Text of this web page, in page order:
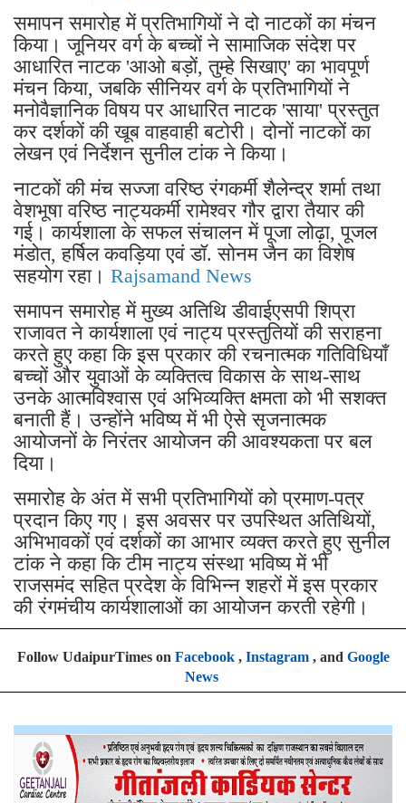
समापन समारोह में प्रतिभागियों ने दो नाटकों का मंचन
किया। जूनियर वर्ग के बच्चों ने सामाजिक संदेश पर
आधारित नाटक 'आओ बड़ों, तुम्हे सिखाए' का भावपूर्ण
मंचन किया, जबकि सीनियर वर्ग के प्रतिभागियों ने
मनोवैज्ञानिक विषय पर आधारित नाटक 'साया' प्रस्तुत
कर दर्शकों की खूब वाहवाही बटोरी। दोनों नाटकों का
लेखन एवं निर्देशन सुनील टांक ने किया।
नाटकों की मंच सज्जा वरिष्ठ रंगकर्मी शैलेन्द्र शर्मा तथा
वेशभूषा वरिष्ठ नाट्यकर्मी रामेश्वर गौर द्वारा तैयार की
गई। कार्यशाला के सफल संचालन में पूजा लोढ़ा, पूजल
मंडोत, हर्षिल कवड़िया एवं डॉ. सोनम जैन का विशेष
सहयोग रहा। Rajsamand News
समापन समारोह में मुख्य अतिथि डीवाईएसपी शिप्रा
राजावत ने कार्यशाला एवं नाट्य प्रस्तुतियों की सराहना
करते हुए कहा कि इस प्रकार की रचनात्मक गतिविधियाँ
बच्चों और युवाओं के व्यक्तित्व विकास के साथ-साथ
उनके आत्मविश्वास एवं अभिव्यक्ति क्षमता को भी सशक्त
बनाती हैं। उन्होंने भविष्य में भी ऐसे सृजनात्मक
आयोजनों के निरंतर आयोजन की आवश्यकता पर बल
दिया।
समारोह के अंत में सभी प्रतिभागियों को प्रमाण-पत्र
प्रदान किए गए। इस अवसर पर उपस्थित अतिथियों,
अभिभावकों एवं दर्शकों का आभार व्यक्त करते हुए सुनील
टांक ने कहा कि टीम नाट्य संस्था भविष्य में भी
राजसमंद सहित प्रदेश के विभिन्न शहरों में इस प्रकार
की रंगमंचीय कार्यशालाओं का आयोजन करती रहेगी।
Follow UdaipurTimes on Facebook, Instagram, and Google
News